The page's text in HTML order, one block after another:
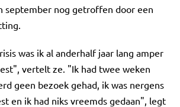
september nog getroffen door een
was ik al anderhalf jaar lang amper
vertelt ze. "Ik had twee weken
geen bezoek gehad, ik was nergens
en ik had niks vreemds gedaan", legt